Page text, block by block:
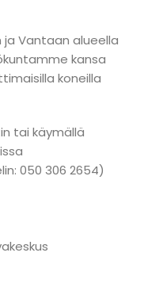
ja Vantaan alueella
kansa
koneilla
tai käymällä
050 306 2654)